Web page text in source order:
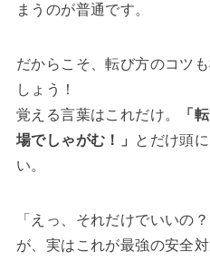
まうのが普通です。
だからこそ、転び方のコツ
しょう！
覚える言葉はこれだけ。
「
場でしゃがむ！」
とだけ頭
い。
「えっ、それだけでいいの
が、実はこれが最強の安全対